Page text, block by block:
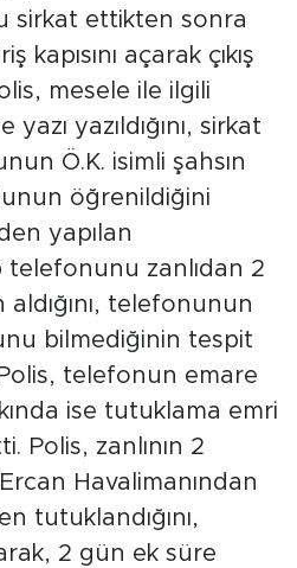
sirkat ettikten sonra
kapısını açarak çıkış
mesele ile ilgili
yazıldığını, sirkat
Ö.K. isimli şahsın
öğrenildiğini
yapılan
zanlıdan 2
aldığını, telefonunun
bilmediğinin tespit
telefonun emare
ise tutuklama emri
Polis, zanlının 2
Havalimanından
tutuklandığını,
2 gün ek süre